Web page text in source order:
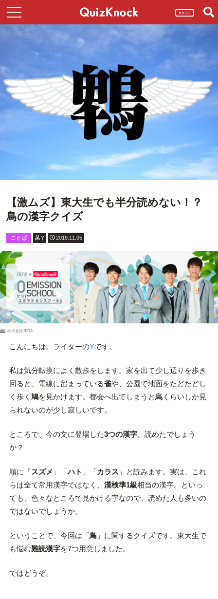
ログイン
【激ムズ】東大生でも半分読めない！？
鳥の漢字クイズ
ことば Y 2019.11.05
PR 株式会社JERA
こんにちは。ライターのYです。
私は気分転換によく散歩をします。家を出て少し辺りを歩き
回ると、電線に留まっている雀や、公園で地面をたどたどし
く歩く 鳩を見かけます。都会へ出てしまうと烏くらいしか見
られないのが少し寂しいです。
ところで、今の文に登場した3つの漢字、読めたでしょう
か？
順に「スズメ 」「ハト 」「カラス 」と読みます。実は、これ
らは全て常用漢字ではなく、 漢検準1級相当の漢字。といっ
ても、色々なところで見かける字なので、読めた人も多いの
ではないでしょうか。
ということで、今回は「鳥 」に関するクイズです。東大生で
も悩む難読漢字を7つ用意しました。
ではどうぞ。